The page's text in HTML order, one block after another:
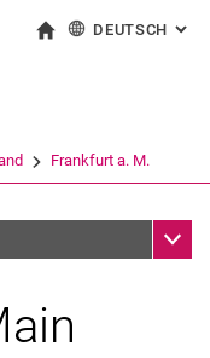
direkt zu: Inhalt
direkt zu: Suche
direkt zu:
Link in einem
DEUTSCH :
Frankfurt a. M.